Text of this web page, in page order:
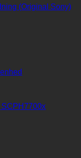
(Original Sony)
SCPH7700x